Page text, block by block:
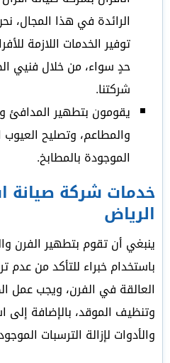
الرائدة في هذا المجال،
توفير الخدمات اللازمة
حدٍ سواء، من خلال فنيي
شركتنا.
يقومون بتطهير المدافئ
والمطاعم، وتصليح العيوب
الموجودة بالمطابخ.
خدمات شركة صيانة
الرياض
ينبغي أن تقوم بتطهير الفرن
باستخدام خبراء للتأكد من عدم
العالقة في الفرن، ويجب عمل
وتنظيف الموقد، بالإضافة إلى
والأدوات لإزالة الترسبات